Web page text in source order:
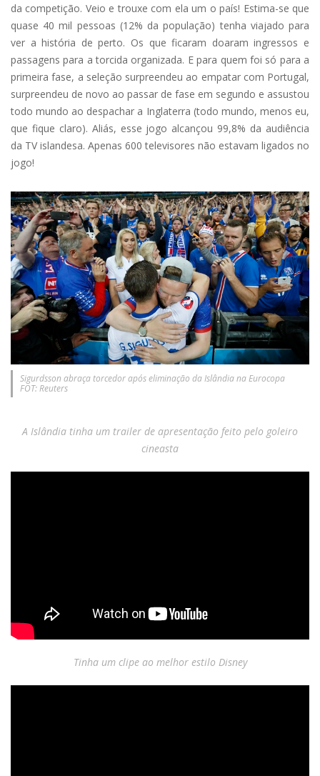
da competição. Veio e trouxe com ela um o país! Estima-se que
quase 40 mil pessoas (12% da população) tenha viajado para
ver a história de perto. Os que ficaram doaram ingressos e
passagens para a torcida organizada. E para quem foi só para a
primeira fase, a seleção surpreendeu ao empatar com Portugal,
surpreendeu de novo ao passar de fase em segundo e assustou
todo mundo ao despachar a Inglaterra (todo mundo, menos eu,
que fique claro). Aliás, esse jogo alcançou 99,8% da audiência
da TV islandesa. Apenas 600 televisores não estavam ligados no
jogo!
Sigurdsson abraça torcedor após eliminação da Islândia na Eurocopa
FOT: Reuters
A Islândia tinha um trailer de apresentação feito pelo goleiro
cineasta
Tinha um clipe ao melhor estilo Disney